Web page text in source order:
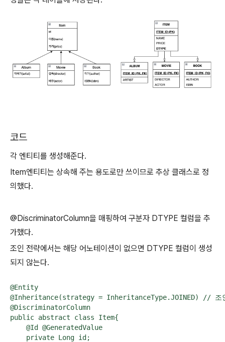
코드
각 엔티티를 생성해준다.
Item엔티티는 상속해 주는 용도로만 쓰이므로 추상 클래스로 정
의했다.
@DiscriminatorColumn을 매핑하여 구분자 DTYPE 컬럼을 추
가했다.
조인 전략에서는 해당 어노테이션이 없으면 DTYPE 컬럼이 생성
되지 않는다.
@Entity
@Inheritance(strategy = InheritanceType.JOINED) // 조
@DiscriminatorColumn
public abstract class Item{
    @Id @GeneratedValue
    private Long id;